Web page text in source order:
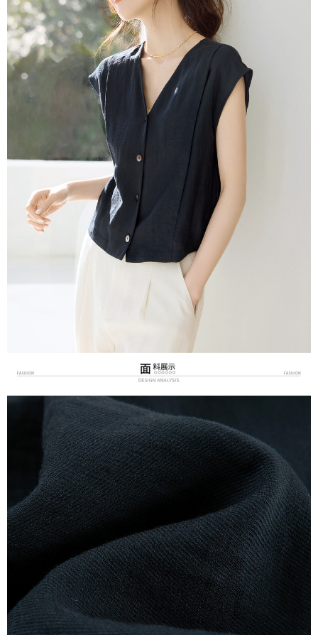
３．未成年的使用者請事先徵得法定代理人或監護人之同意方可使用
「AFTEE先享後付」，若未經同意申辦者引起之損失，本公司不負相關責
任。
４．使用「AFTEE先享後付」時，將依據個別帳號之用戶狀況，依本公司即
時審查核予不同之上限額度；若仍有額度不足之情形，本公司將視審查結果
請求用戶進行身份認證。
５．嚴禁一人註冊多個帳號或使用他人資訊註冊。若發現惡意使用之情形，
恩沛科技股份有限公司將有權停止該用戶之使用額度並採取法律行動。
付款後7-11取貨
每筆NT$80，滿NT$699(含以上)免運費
宅配
每筆NT$70，滿NT$699(含以上)免運費
每筆NT$90，滿NT$699(含以上)免運費